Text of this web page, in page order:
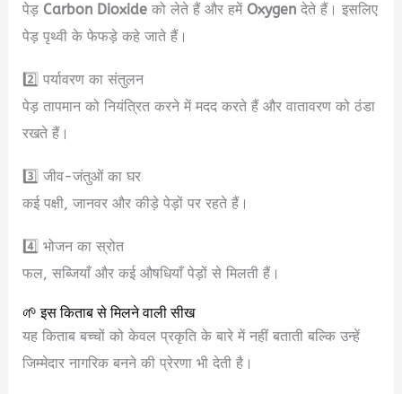
पेड़ Carbon Dioxide को लेते हैं और हमें Oxygen देते हैं। इसलिए
पेड़ पृथ्वी के फेफड़े कहे जाते हैं।
2️⃣ पर्यावरण का संतुलन
पेड़ तापमान को नियंत्रित करने में मदद करते हैं और वातावरण को ठंडा
रखते हैं।
3️⃣ जीव-जंतुओं का घर
कई पक्षी, जानवर और कीड़े पेड़ों पर रहते हैं।
4️⃣ भोजन का स्रोत
फल, सब्जियाँ और कई औषधियाँ पेड़ों से मिलती हैं।
🌱 इस किताब से मिलने वाली सीख
यह किताब बच्चों को केवल प्रकृति के बारे में नहीं बताती बल्कि उन्हें
जिम्मेदार नागरिक बनने की प्रेरणा भी देती है।